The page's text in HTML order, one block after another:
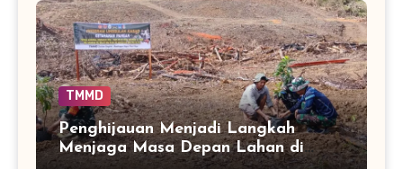
TMMD
Penghijauan Menjadi Langkah
Menjaga Masa Depan Lahan di